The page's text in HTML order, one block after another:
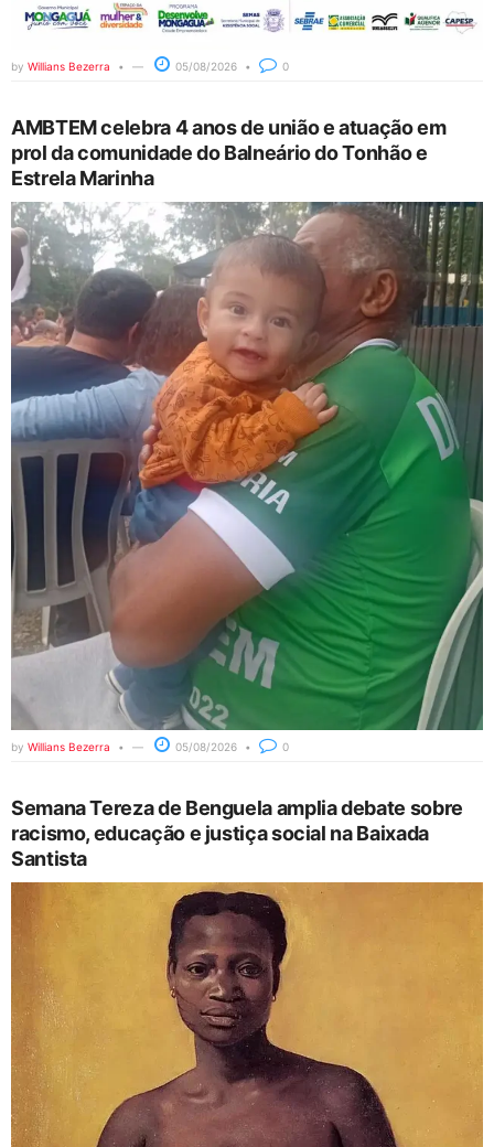
by Willians Bezerra 05/08/2026 0
AMBTEM celebra 4 anos de união e atuação em
prol da comunidade do Balneário do Tonhão e
Estrela Marinha
by Willians Bezerra 05/08/2026 0
Semana Tereza de Benguela amplia debate sobre
racismo, educação e justiça social na Baixada
Santista